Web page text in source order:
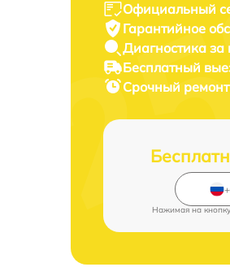
Официальный
Гарантийное
Диагностика за
Бесплатный
Срочный ремонт
Нажимая на